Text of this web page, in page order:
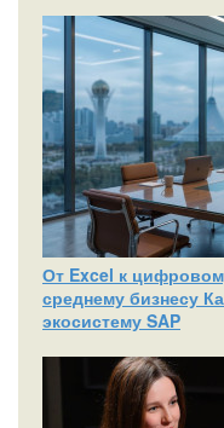
От Excel к
среднему бизнесу
экосистему SAP